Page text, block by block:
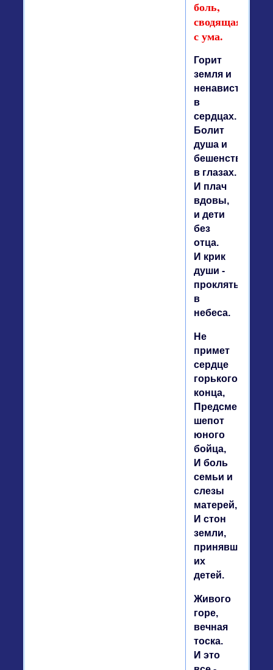
боль,
сводящая
с ума.
Горит
земля и
ненависть
в
сердцах.
Болит
душа и
бешенство
в глазах.
И плач
вдовы,
и дети
без
отца.
И крик
души -
проклятья
в
небеса.
Не
примет
сердце
горького
конца,
Предсмертный
шепот
юного
бойца,
И боль
семьи и
слезы
матерей,
И стон
земли,
принявшей
их
детей.
Живого
горе,
вечная
тоска.
И это